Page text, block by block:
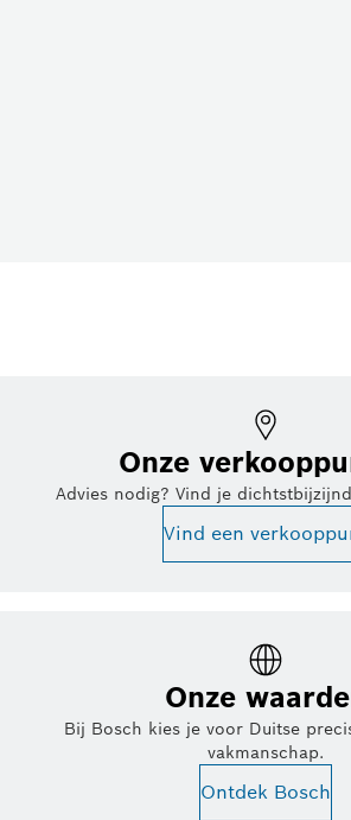
Onze
Advies nodig? Vind je
Vind een
Onze
Bij Bosch kies je voor Duitse
vakmanschap.
Ontdek Bosch